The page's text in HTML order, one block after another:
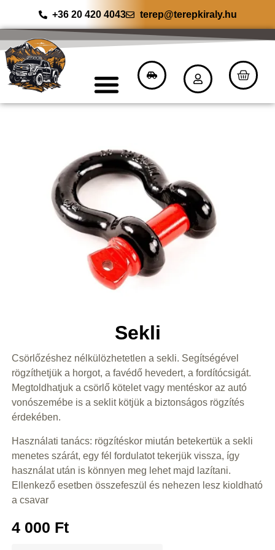
+36 20 420 4043 terep@terepkiraly.hu
Sekli
Csörlőzéshez nélkülözhetetlen a sekli. Segítségével
rögzíthetjük a horgot, a favédő hevedert, a fordítócsigát.
Megtoldhatjuk a csörlő kötelet vagy mentéskor az autó
vonószemébe is a seklit kötjük a biztonságos rögzítés
érdekében.
Használati tanács: rögzítéskor miután betekertük a sekli
menetes szárát, egy fél fordulatot tekerjük vissza, így
használat után is könnyen meg lehet majd lazítani.
Ellenkező esetben összefeszül és nehezen lesz kioldható
a csavar
4 000 Ft